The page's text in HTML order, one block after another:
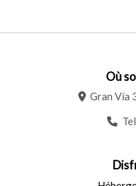
Où
Gran Vía